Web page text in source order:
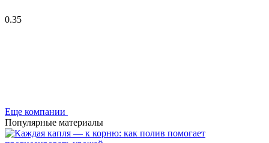
0.35
Еще компании
Популярные материалы